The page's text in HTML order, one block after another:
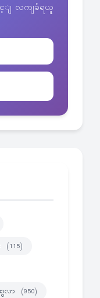
ဖွင့ျ လကျခံရယူ
(115)
လာ (950)